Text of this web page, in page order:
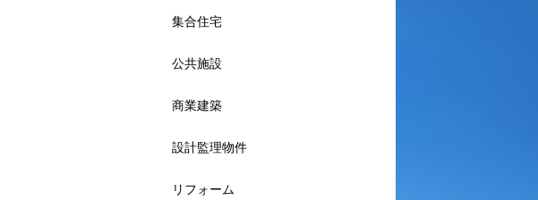
集合住宅
公共施設
商業建築
設計監理物件
リフォーム